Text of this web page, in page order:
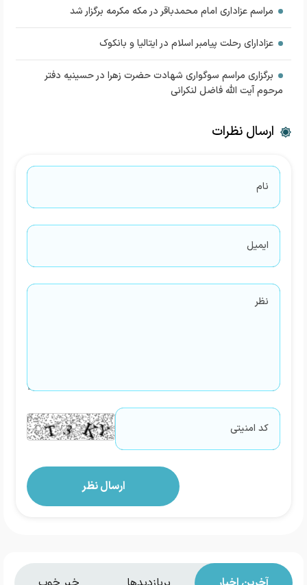
مراسم عزاداری امام محمدباقر در مکه مکرمه برگزار شد
عزادارای رحلت پیامبر اسلام در ایتالیا و بانکوک
برگزاری مراسم سوگواری شهادت حضرت زهرا در حسینیه دفتر
مرحوم آیت الله فاضل لنکرانی
ارسال نظرات